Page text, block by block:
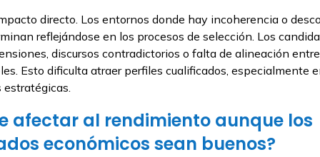
directo. Los entornos donde hay incoherencia o
reflejándose en los procesos de selección. Los
discursos contradictorios o falta de alineación entre
Esto dificulta atraer perfiles cualificados, especialmente
afectar al rendimiento aunque los
económicos sean buenos?